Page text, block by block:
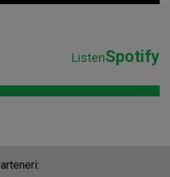
ListenSpotify